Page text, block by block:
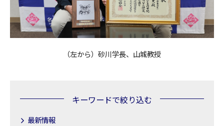
（左から）砂川学長、山城教授
キーワードで絞り込む
最新情報